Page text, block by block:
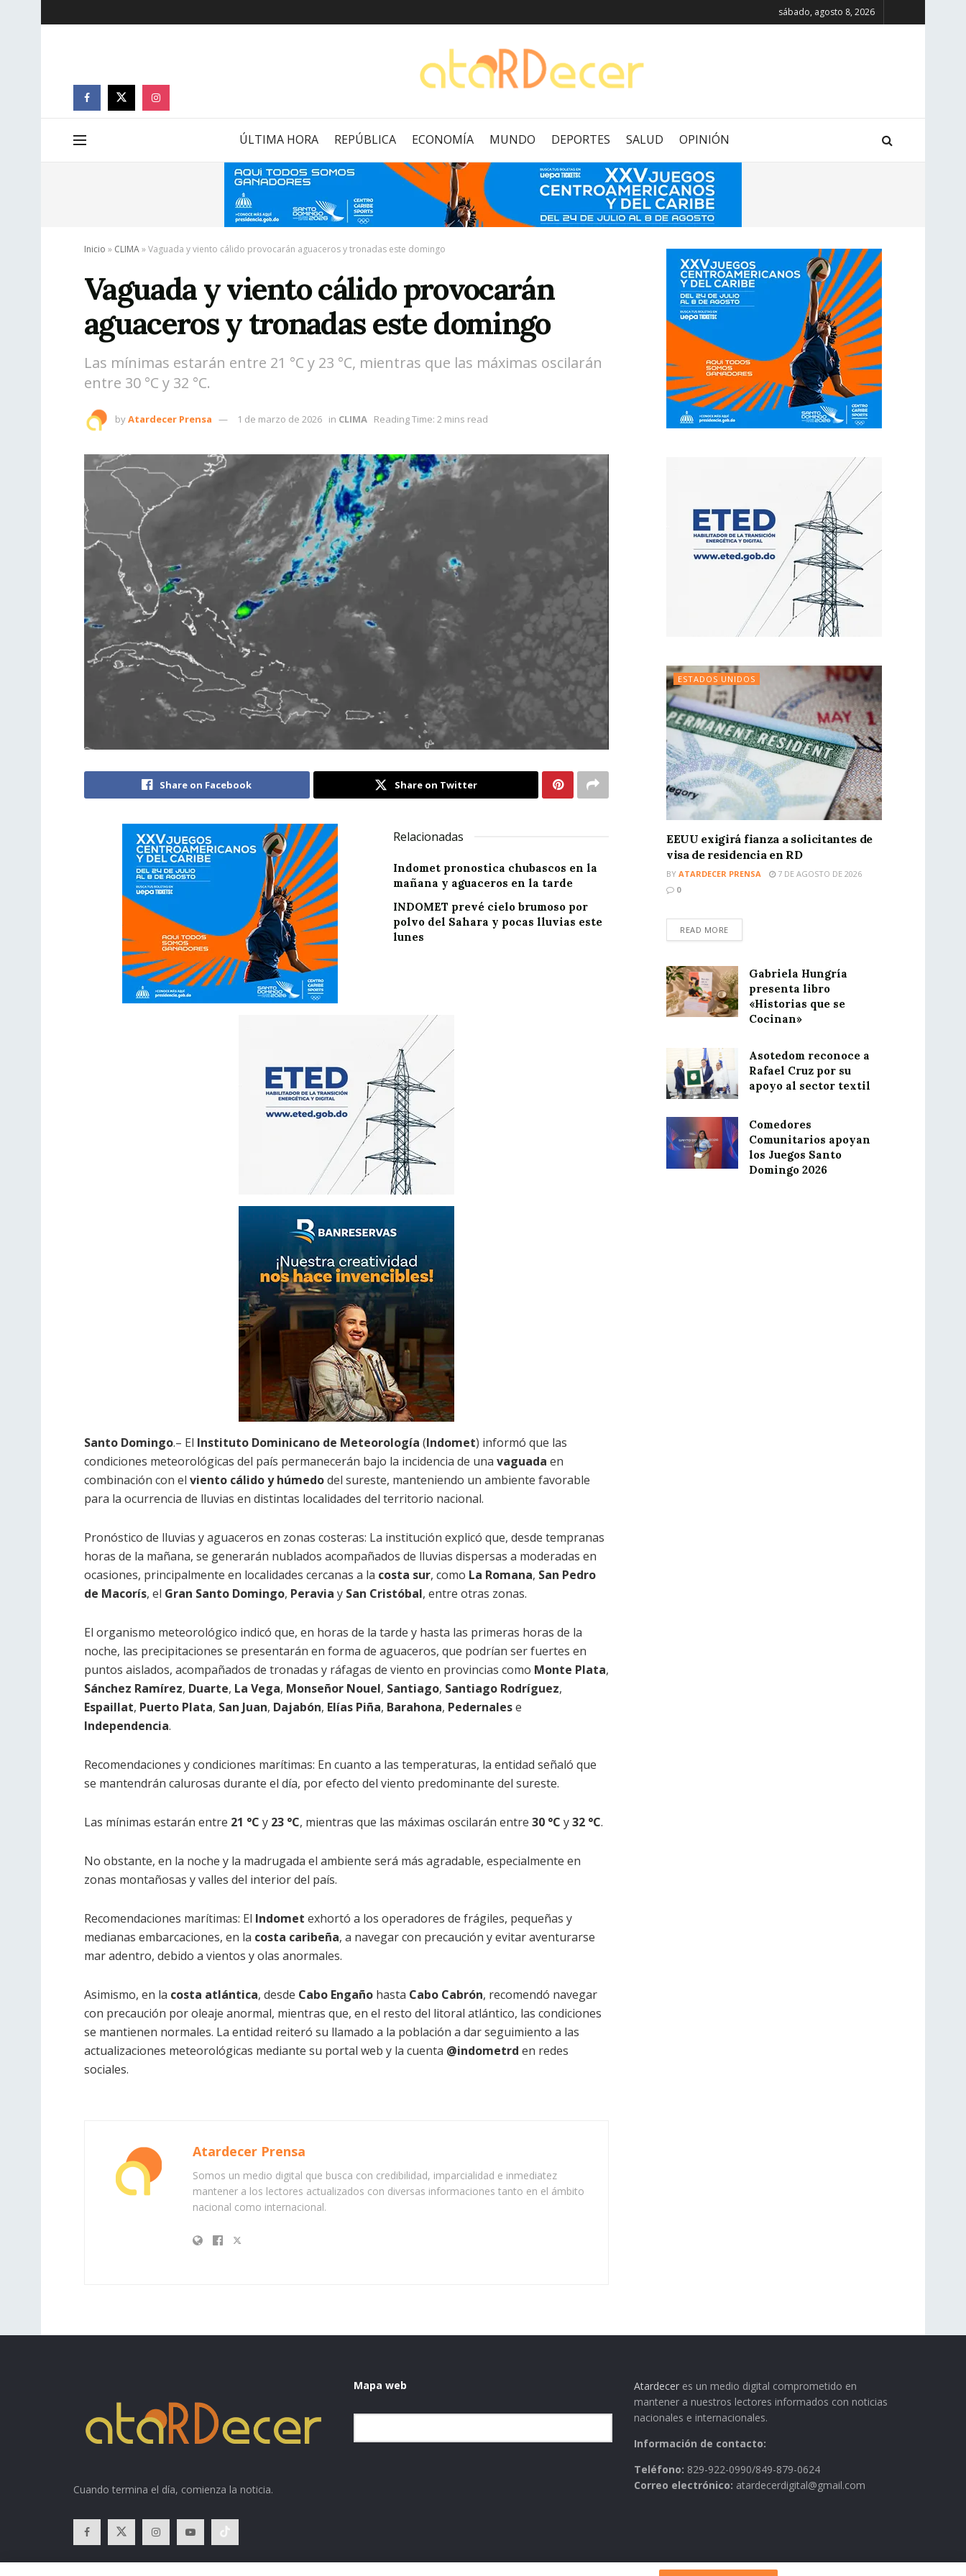
sábado, agosto 8, 2026
ÚLTIMA HORA REPÚBLICA ECONOMÍA MUNDO DEPORTES SALUD OPINIÓN
Inicio » CLIMA»Vaguada y viento cálido provocarán aguaceros y tronadas este domingo
Vaguada y viento cálido provocarán
aguaceros y tronadas este domingo
Las mínimas estarán entre 21 °C y 23 °C, mientras que las máximas oscilarán
entre 30 °C y 32 °C.
byAtardecer Prensa 1 de marzo de 2026 in CLIMA Reading Time: 2 mins read
Share on Facebook Share on Twitter
Relacionadas
Indomet pronostica chubascos en la
mañana y aguaceros en la tarde
INDOMET prevé cielo brumoso por
polvo del Sahara y pocas lluvias este
lunes
Santo Domingo.– El Instituto Dominicano de Meteorología (Indomet) informó que las
condiciones meteorológicas del país permanecerán bajo la incidencia de una vaguada en
combinación con el viento cálido y húmedodel sureste, manteniendo un ambiente favorable
para la ocurrencia de lluvias en distintas localidades del territorio nacional.
Pronóstico de lluvias y aguaceros en zonas costeras: La institución explicó que, desde tempranas
horas de la mañana, se generarán nublados acompañados de lluvias dispersas a moderadas en
ocasiones, principalmente en localidades cercanas a la costa sur, como La Romana, San Pedro
de Macorís, el Gran Santo Domingo, Peravia y San Cristóbal, entre otras zonas.
El organismo meteorológico indicó que, en horas de la tarde y hasta las primeras horas de la
noche, las precipitaciones se presentarán en forma de aguaceros, que podrían ser fuertes en
puntos aislados, acompañados de tronadas y ráfagas de viento en provincias como Monte Plata,
Sánchez Ramírez, Duarte, La Vega, Monseñor Nouel, Santiago, Santiago Rodríguez,
Espaillat, Puerto Plata, San Juan, Dajabón, Elías Piña, Barahona, Pedernalese
Independencia.
Recomendaciones y condiciones marítimas: En cuanto a las temperaturas, la entidad señaló que
se mantendrán calurosas durante el día, por efecto del viento predominante del sureste.
Las mínimas estarán entre 21 °C y 23 °C, mientras que las máximas oscilarán entre 30 °C y32 °C.
No obstante, en la noche y la madrugada el ambiente será más agradable, especialmente en
zonas montañosas y valles del interior del país.
Recomendaciones marítimas: El Indomet exhortó a los operadores de frágiles, pequeñas y
medianas embarcaciones, en la costa caribeña, a navegar con precaución y evitar aventurarse
mar adentro, debido a vientos y olas anormales.
Asimismo, en la costa atlántica, desde Cabo Engaño hasta Cabo Cabrón, recomendó navegar
con precaución por oleaje anormal, mientras que, en el resto del litoral atlántico, las condiciones
se mantienen normales. La entidad reiteró su llamado a la población a dar seguimiento a las
actualizaciones meteorológicas mediante su portal web y la cuenta @indometrd en redes
sociales.
Atardecer Prensa
Somos un medio digital que busca con credibilidad, imparcialidad e inmediatez
mantener a los lectores actualizados con diversas informaciones tanto en el ámbito
nacional como internacional.
ESTADOS UNIDOS
EEUU exigirá fianza a solicitantes de
visa de residencia en RD
BY ATARDECER PRENSA
7 DE AGOSTO DE 2026
0
READ MORE
Gabriela Hungría
presenta libro
«Historias que se
Cocinan»
Asotedom reconoce a
Rafael Cruz por su
apoyo al sector textil
Comedores
Comunitarios apoyan
los Juegos Santo
Domingo 2026
Cuando termina el día, comienza la noticia.
Mapa web Atardecer es un medio digital comprometido en
mantener a nuestros lectores informados con noticias
nacionales e internacionales.
Información de contacto:
Teléfono: 829-922-0990/849-879-0624
Correo electrónico: atardecerdigital@gmail.com